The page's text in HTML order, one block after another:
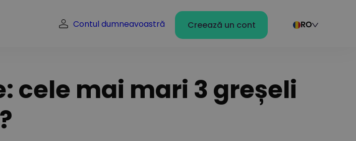
Contul dumneavoastră Creează un cont RO
cele mai mari 3 greșeli